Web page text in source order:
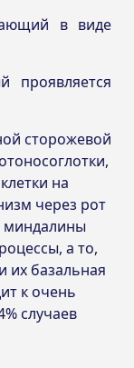
в виде
проявляется
сторожевой
на
через рот
миндалины
а то,
их базальная
к очень
случаев